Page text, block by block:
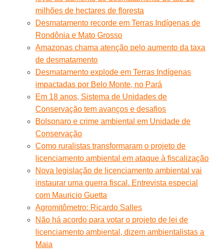
milhões de hectares de floresta
Desmatamento recorde em Terras Indígenas de
Rondônia e Mato Grosso
Amazonas chama atenção pelo aumento da taxa
de desmatamento
Desmatamento explode em Terras Indígenas
impactadas por Belo Monte, no Pará
Em 18 anos, Sistema de Unidades de
Conservação tem avanços e desafios
Bolsonaro e crime ambiental em Unidade de
Conservação
Como ruralistas transformaram o projeto de
licenciamento ambiental em ataque à fiscalização
Nova legislação de licenciamento ambiental vai
instaurar uma guerra fiscal. Entrevista especial
com Mauricio Guetta
Agromitômetro: Ricardo Salles
Não há acordo para votar o projeto de lei de
licenciamento ambiental, dizem ambientalistas a
Maia